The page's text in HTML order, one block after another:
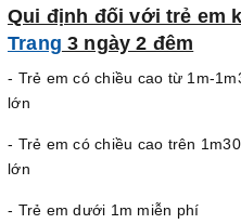
Qui định đối với trẻ em
Trang 3 ngày 2 đêm
- Trẻ em có chiều cao từ 1m-
lớn
- Trẻ em có chiều cao trên
lớn
- Trẻ em dưới 1m miễn phí